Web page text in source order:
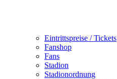
Eintrittspreise / Tickets
Fanshop
Fans
Stadion
Stadionordnung